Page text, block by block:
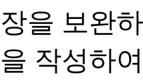
장을 보완
을 작성하